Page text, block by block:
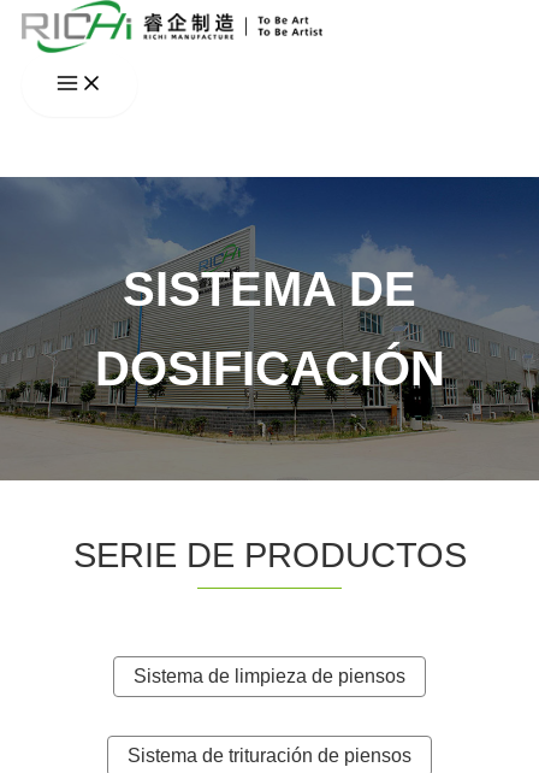
contenido
SISTEMA DE
DOSIFICACIÓN
SERIE DE PRODUCTOS
Sistema de limpieza de piensos
Sistema de trituración de piensos